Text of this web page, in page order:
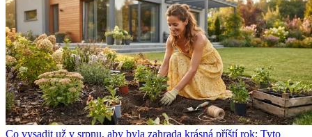
Co vysadit už v srpnu, aby byla zahrada krásná příští rok: Tyto